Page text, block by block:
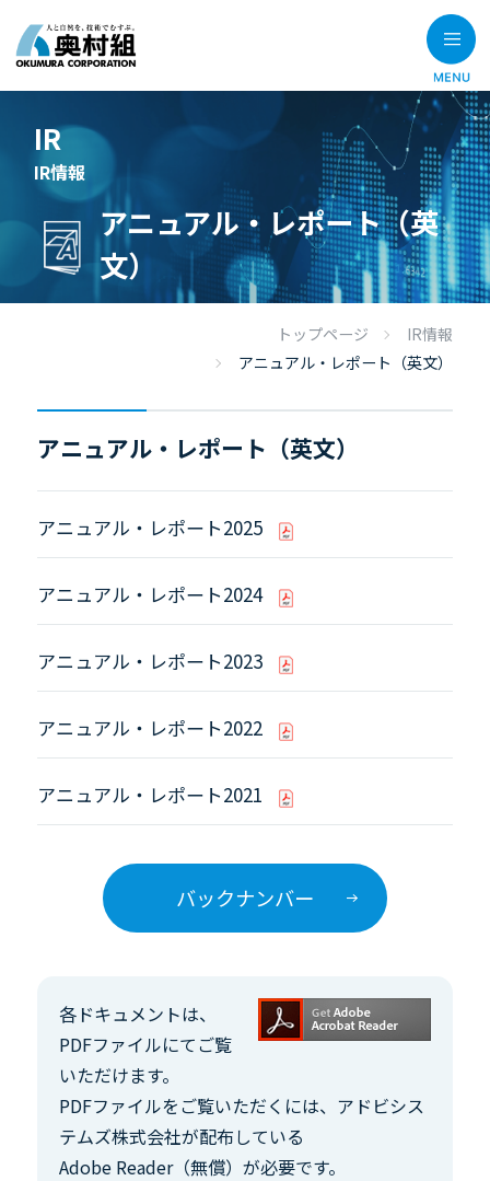
IR
IR情報
アニュアル・レポート（英
文）
トップページ
IR情報
アニュアル・レポート（英文）
アニュアル・レポート（英文）
アニュアル・レポート2025
アニュアル・レポート2024
アニュアル・レポート2023
アニュアル・レポート2022
アニュアル・レポート2021
バックナンバー
各ドキュメントは、
PDFファイルにてご覧
いただけます。
PDFファイルをご覧いただくには、アドビシス
テムズ株式会社が配布している
Adobe Reader（無償）が必要です。